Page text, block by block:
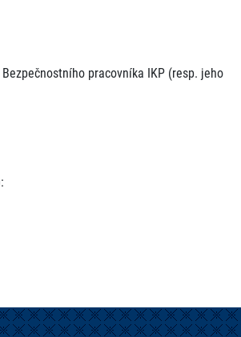
Bezpečnostního pracovníka IKP (resp. jeho